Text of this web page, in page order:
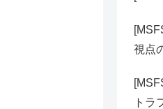
視点
トラ